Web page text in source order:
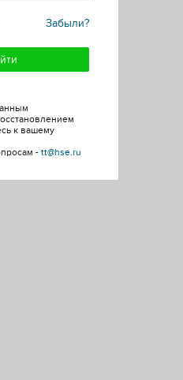
Забыли?
к вашему
- tt@hse.ru